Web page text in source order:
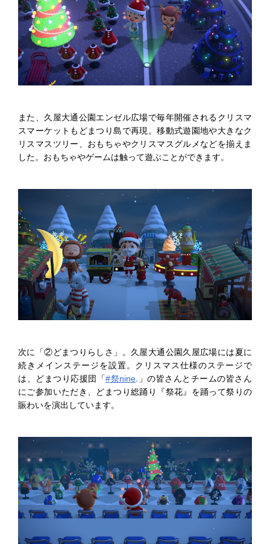
また、久屋大通公園エンゼル広場で毎年開催されるクリスマ
スマーケットもどまつり島で再現。移動式遊園地や大きなク
リスマスツリー、おもちゃやクリスマスグルメなどを揃えま
した。おもちゃやゲームは触って遊ぶことができます。
次に「②どまつりらしさ」。久屋大通公園久屋広場には夏に
続きメインステージを設置。クリスマス仕様のステージで
は、どまつり応援団「#祭nine
」の皆さんとチームの皆さん
にご参加いただき、どまつり総踊り『祭花』を踊って祭りの
賑わいを演出しています。